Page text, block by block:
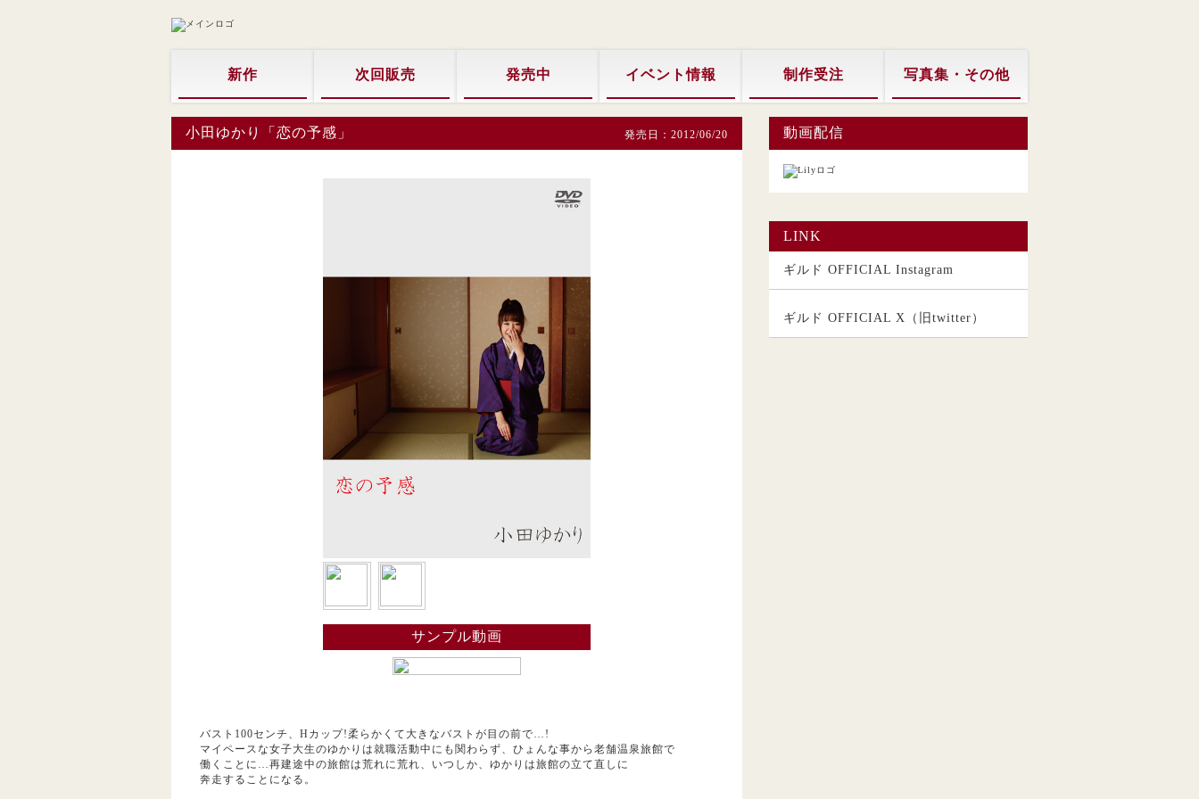
新作 次回販売 発売中 イベント情報 制作受注 写真集・その他
小田ゆかり「恋の予感」 発売日：2012/06/20
サンプル動画
バスト100センチ、Hカップ!柔らかくて大きなバストが目の前で…!
マイペースな女子大生のゆかりは就職活動中にも関わらず、ひょんな事から老舗温泉旅館で
働くことに…再建途中の旅館は荒れに荒れ、いつしか、ゆかりは旅館の立て直しに
奔走することになる。
動画配信
LINK
ギルド OFFICIAL Instagram
ギルド OFFICIAL X（旧twitter）